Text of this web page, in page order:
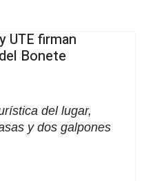
UTE firman
Bonete
del lugar,
y dos galpones